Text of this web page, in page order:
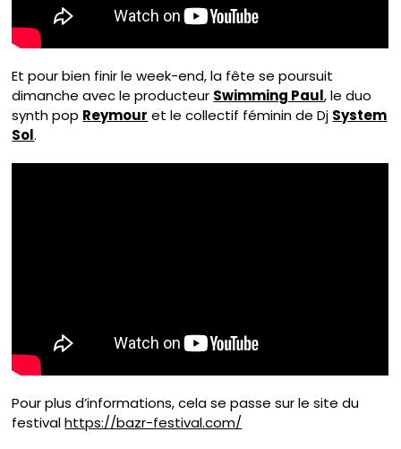
Et pour bien finir le week-end, la fête se poursuit
dimanche avec le producteur Swimming Paul, le duo
synth pop Reymour et le collectif féminin de Dj System
Sol.
Pour plus d’informations, cela se passe sur le site du
festivalhttps://bazr-festival.com/